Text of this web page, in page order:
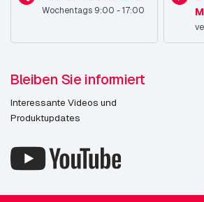
IEC 60068-2-
IEC 60068-
Formfaktor
Produktfarbe
Aluminium,
Wochentags 9:00 - 17:00
Bleiben Sie informiert
Interessante Videos und
Produktupdates